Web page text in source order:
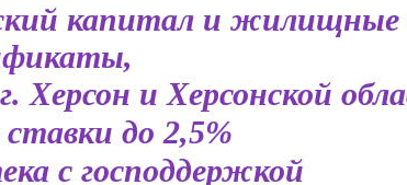
капитал и жилищные
и Херсонской
до 2,5%
с господдержкой